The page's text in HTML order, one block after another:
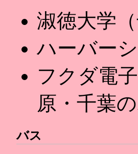
淑徳大学
ハーバー
フクダ電
原・千葉
バス